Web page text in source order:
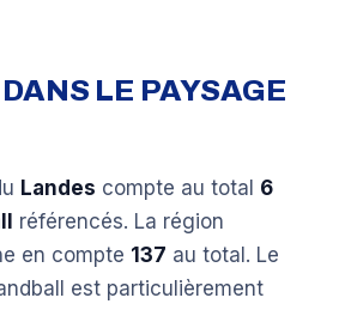
LE PAYSAGE
Landes compte au total 6
référencés. La région
en compte 137 au total. Le
est particulièrement